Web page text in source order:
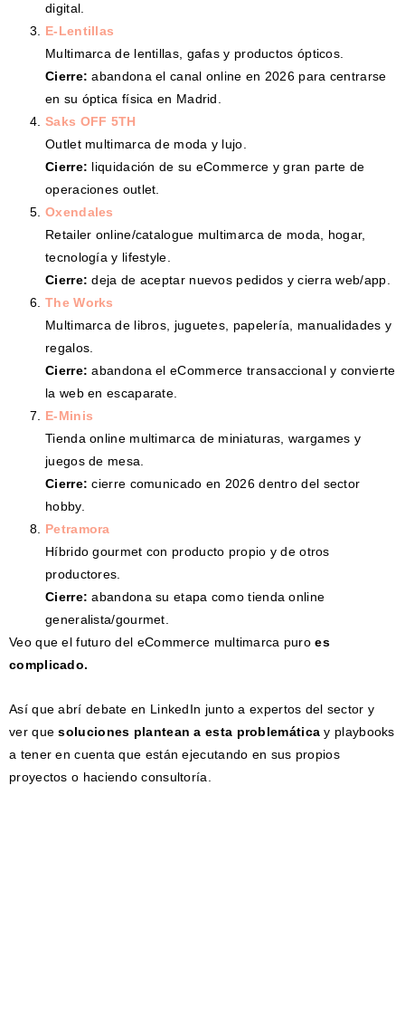
digital.
E-Lentillas
Multimarca de lentillas, gafas y productos ópticos.
Cierre: abandona el canal online en 2026 para centrarse
en su óptica física en Madrid.
Saks OFF 5TH
Outlet multimarca de moda y lujo.
Cierre: liquidación de su eCommerce y gran parte de
operaciones outlet.
Oxendales
Retailer online/catalogue multimarca de moda, hogar,
tecnología y lifestyle.
Cierre: deja de aceptar nuevos pedidos y cierra web/app.
The Works
Multimarca de libros, juguetes, papelería, manualidades y
regalos.
Cierre: abandona el eCommerce transaccional y convierte
la web en escaparate.
E-Minis
Tienda online multimarca de miniaturas, wargames y
juegos de mesa.
Cierre: cierre comunicado en 2026 dentro del sector
hobby.
Petramora
Híbrido gourmet con producto propio y de otros
productores.
Cierre: abandona su etapa como tienda online
generalista/gourmet.
Veo que el futuro del eCommerce multimarca puroes
complicado.
Así que abrí debate en LinkedIn junto a expertos del sector y
ver quesoluciones plantean a esta problemática y playbooks
a tener en cuenta que están ejecutando en sus propios
proyectos o haciendo consultoría.